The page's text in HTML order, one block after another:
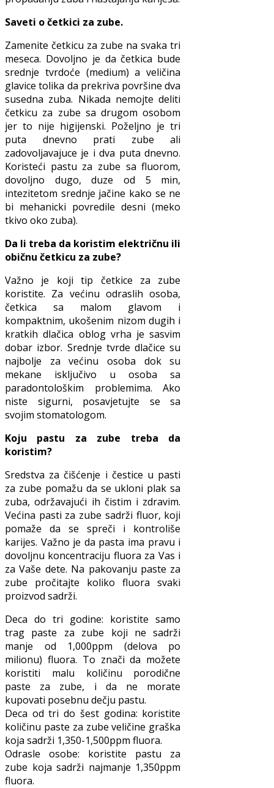
Saveti o četkici za zube.
Zamenite četkicu za zube na svaka tri
meseca. Dovoljno je da četkica bude
srednje tvrdoće (medium) a veličina
glavice tolika da prekriva površine dva
susedna zuba. Nikada nemojte deliti
četkicu za zube sa drugom osobom
jer to nije higijenski. Poželjno je tri
puta dnevno prati zube ali
zadovoljavajuce je i dva puta dnevno.
Koristeći pastu za zube sa fluorom,
dovoljno dugo, duze od 5 min,
intezitetom srednje jačine kako se ne
bi mehanicki povredile desni (meko
tkivo oko zuba).
Da li treba da koristim električnu ili
običnu četkicu za zube?
Važno je koji tip četkice za zube
koristite. Za većinu odraslih osoba,
četkica sa malom glavom i
kompaktnim, ukošenim nizom dugih i
kratkih dlačica oblog vrha je sasvim
dobar izbor. Srednje tvrde dlačice su
najbolje za većinu osoba dok su
mekane isključivo u osoba sa
paradontološkim problemima. Ako
niste sigurni, posavjetujte se sa
svojim stomatologom.
Koju pastu za zube treba da
koristim?
Sredstva za čišćenje i čestice u pasti
za zube pomažu da se ukloni plak sa
zuba, održavajući ih čistim i zdravim.
Većina pasti za zube sadrži fluor, koji
pomaže da se spreči i kontroliše
karijes. Važno je da pasta ima pravu i
dovoljnu koncentraciju fluora za Vas i
za Vaše dete. Na pakovanju paste za
zube pročitajte koliko fluora svaki
proizvod sadrži.
Deca do tri godine: koristite samo
trag paste za zube koji ne sadrži
manje od 1,000ppm (delova po
milionu) fluora. To znači da možete
koristiti malu količinu porodične
paste za zube, i da ne morate
kupovati posebnu dečju pastu.
Deca od tri do šest godina: koristite
količinu paste za zube veličine graška
koja sadrži 1,350-1,500ppm fluora.
Odrasle osobe: koristite pastu za
zube koja sadrži najmanje 1,350ppm
fluora.